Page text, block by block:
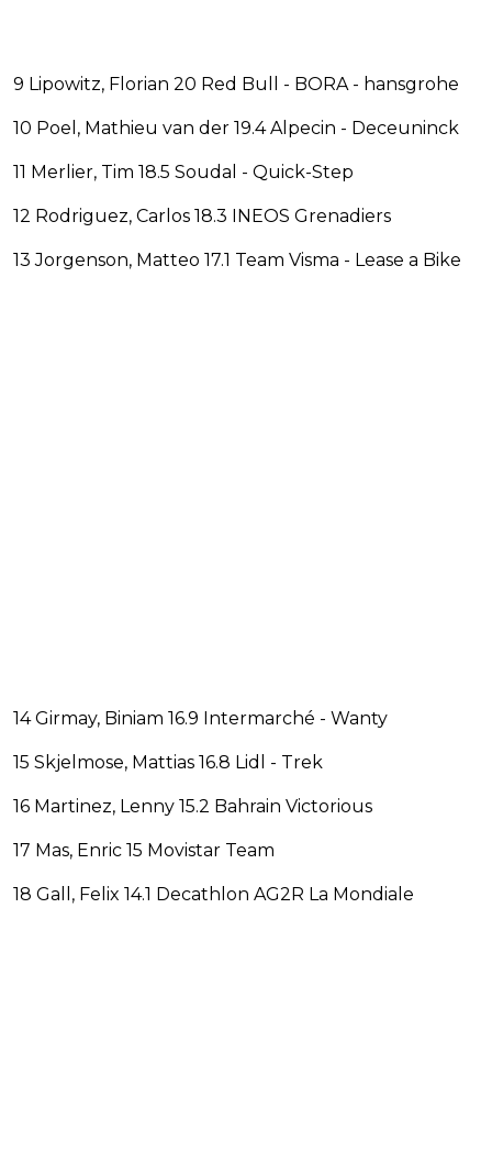
9 Lipowitz, Florian 20 Red Bull - BORA - hansgrohe
10 Poel, Mathieu van der 19.4 Alpecin - Deceuninck
11 Merlier, Tim 18.5 Soudal - Quick-Step
12 Rodriguez, Carlos 18.3 INEOS Grenadiers
13 Jorgenson, Matteo 17.1 Team Visma - Lease a Bike
14 Girmay, Biniam 16.9 Intermarché - Wanty
15 Skjelmose, Mattias 16.8 Lidl - Trek
16 Martinez, Lenny 15.2 Bahrain Victorious
17 Mas, Enric 15 Movistar Team
18 Gall, Felix 14.1 Decathlon AG2R La Mondiale